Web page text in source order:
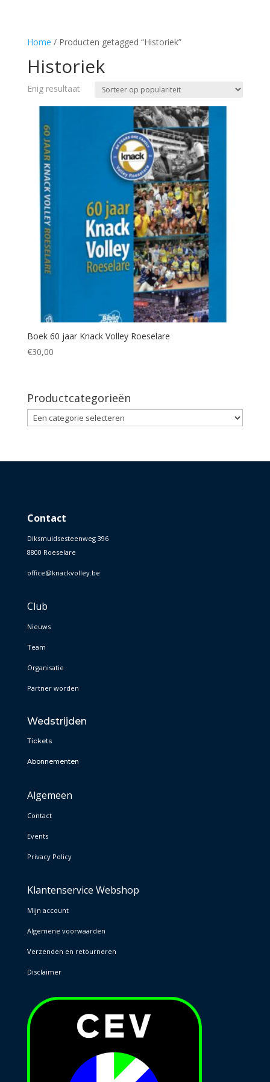
Home / Producten getagged “Historiek”
Historiek
Enig resultaat
Boek 60 jaar Knack Volley Roeselare
€30,00
Productcategorieën
Contact
Diksmuidsesteenweg 396
8800 Roeselare
office@knackvolley.be
Club
Nieuws
Team
Organisatie
Partner worden
Wedstrijden
Tickets
Abonnementen
Algemeen
Contact
Events
Privacy Policy
Klantenservice Webshop
Mijn account
Algemene voorwaarden
Verzenden en retourneren
Disclaimer